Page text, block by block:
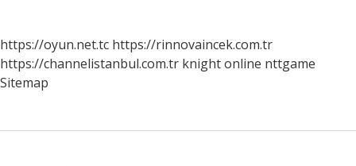
https://oyun.net.tc https://rinnovaincek.com.tr
https://channelistanbul.com.tr knight online nttgame
Sitemap